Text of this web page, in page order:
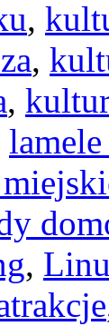
,
,
,
,